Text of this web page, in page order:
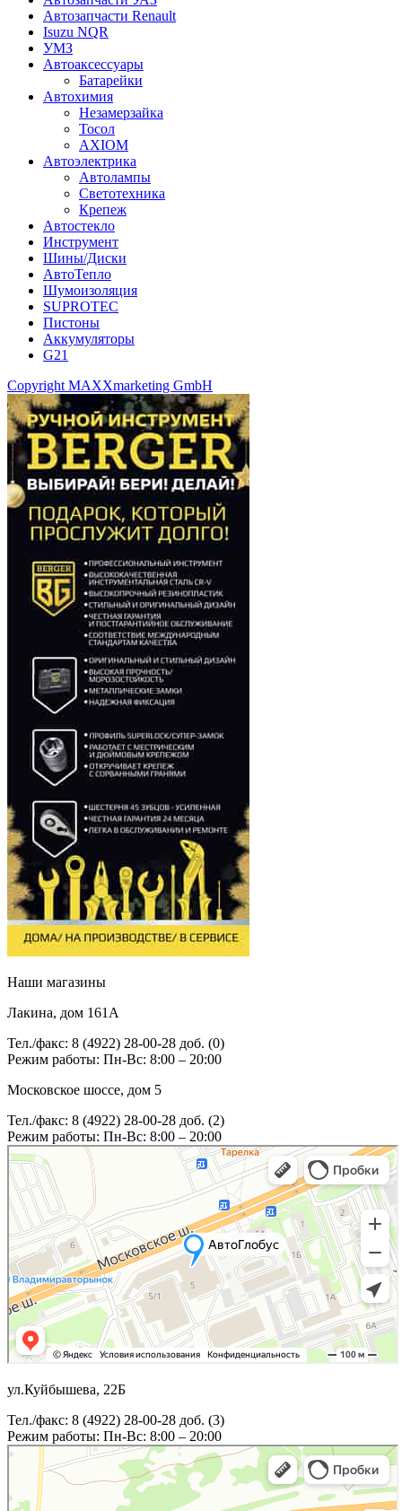
Автозапчасти Renault
Isuzu NQR
УМЗ
Автоаксессуары
Батарейки
Автохимия
Незамерзайка
Тосол
AXIOM
Автоэлектрика
Автолампы
Светотехника
Крепеж
Автостекло
Инструмент
Шины/Диски
АвтоТепло
Шумоизоляция
SUPROTEC
Пистоны
Аккумуляторы
G21
Copyright MAXXmarketing GmbH
Наши магазины
Лакина, дом 161А
Тел./факс: 8 (4922) 28-00-28 доб. (0)
Режим работы: Пн-Вс: 8:00 – 20:00
Московское шоссе, дом 5
Тел./факс: 8 (4922) 28-00-28 доб. (2)
Режим работы: Пн-Вс: 8:00 – 20:00
ул.Куйбышева, 22Б
Тел./факс: 8 (4922) 28-00-28 доб. (3)
Режим работы: Пн-Вс: 8:00 – 20:00